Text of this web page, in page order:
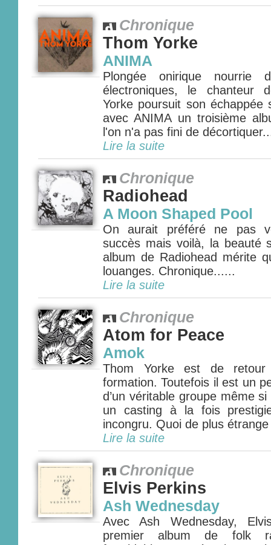
Chronique
Thom Yorke
ANIMA
Plongée onirique nourrie
électroniques, le chanteur
Yorke poursuit son échappée
avec ANIMA un troisième
l'on n'a pas fini de
Lire la suite
Chronique
Radiohead
A Moon Shaped Pool
On aurait préféré ne pas
succès mais voilà, la beauté
album de Radiohead mérite
louanges. Chronique......
Lire la suite
Chronique
Atom for Peace
Amok
Thom Yorke est de retour
formation. Toutefois il est un
d’un véritable groupe même
un casting à la fois
incongru. Quoi de plus
Lire la suite
Chronique
Elvis Perkins
Ash Wednesday
Avec Ash Wednesday,
premier album de folk